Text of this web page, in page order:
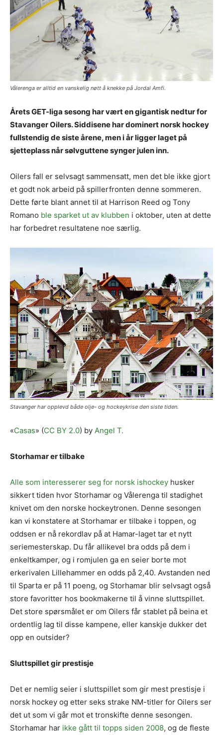
Vålerenga er alltid en vanskelig nøtt å knekke på Jordal Amfi.
Årets GET-liga sesong har vært en gigantisk nedtur for
Stavanger Oilers. Siddisene har dominert norsk hockey
fullstendig de siste årene, men i år ligger laget på
sjetteplass når sølvguttene synger julen inn.
Oilers fall er selvsagt sammensatt, men det ble ikke gjort
et godt nok arbeid på spillerfronten denne sommeren.
Dette førte blant annet til at Harrison Reed og Tony
Romano ble sparket ut av klubben i oktober, uten at dette
har forbedret resultatene noe særlig.
Stavanger har opplevd både olje- og hockeykrise den siste tiden.
«Casas» (CC BY 2.0) by Angel T.
Storhamar er tilbake
Alle som interesserer seg for norsk ishockey husker
sikkert tiden hvor Storhamar og Vålerenga til stadighet
knivet om den norske hockeytronen. Denne sesongen
kan vi konstatere at Storhamar er tilbake i toppen, og
oddsen er nå rekordlav på at Hamar-laget tar et nytt
seriemesterskap. Du får allikevel bra odds på dem i
enkeltkamper, og i romjulen ga en seier borte mot
erkerivalen Lillehammer en odds på 2,40. Avstanden ned
til Sparta er på 11 poeng, og Storhamar blir selvsagt også
store favoritter hos bookmakerne til å vinne sluttspillet.
Det store spørsmålet er om Oilers får stablet på beina et
ordentlig lag til disse kampene, eller kanskje dukker det
opp en outsider?
Sluttspillet gir prestisje
Det er nemlig seier i sluttspillet som gir mest prestisje i
norsk hockey og etter seks strake NM-titler for Oilers ser
det ut som vi går mot et tronskifte denne sesongen.
Storhamar har ikke gått til topps siden 2008, og de fleste